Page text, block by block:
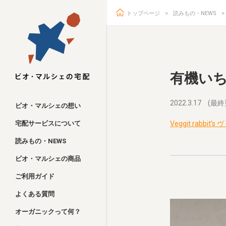
ビオ・マルシェ
ビオ・マルシェの想い
宅配サービスについて
読みもの・NEWS
ビオ・マルシェの商品
ご利用ガイド
よくある質問
オーガニックって何？
トップページ 読みもの・NEWS
有機い
2022.3.17 (最終
Veggit rabbit’s